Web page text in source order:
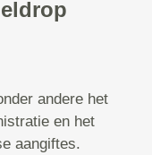
andere het
en het
aangiftes.